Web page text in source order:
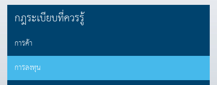
กฎระเบียบที่ควรรู้
การค้า
การลงทุน